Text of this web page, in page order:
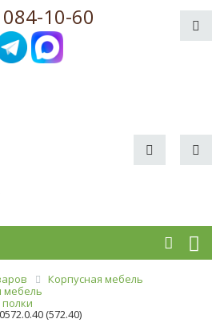
10-60
Корпусная мебель
мебель
(572.40)